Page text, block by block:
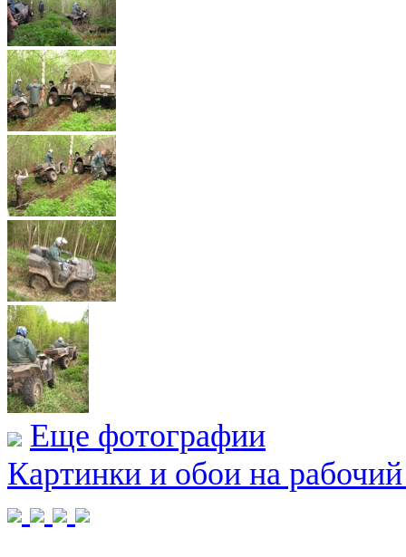
Еще фотографии
Картинки и обои на